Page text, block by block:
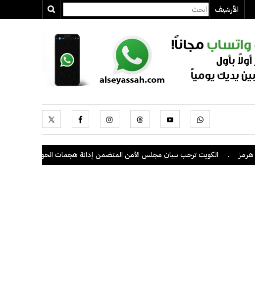
الأرشيف
. الكويت ترحب ببيان مجلس الأمن المتضمن إدانة هجمات الحوثيين على السعودية